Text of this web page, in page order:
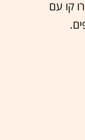
קו עם